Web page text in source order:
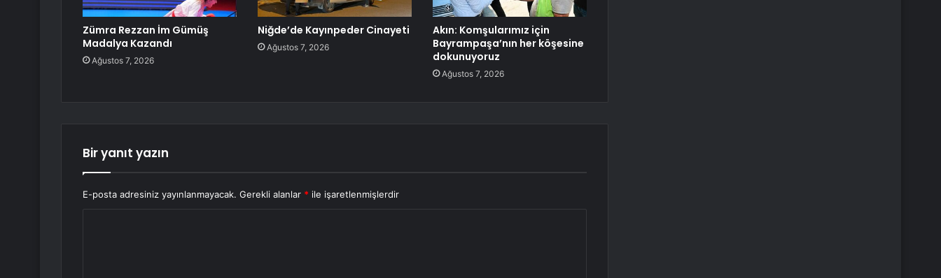
Zümra Rezzan İm Gümüş
Madalya Kazandı
Ağustos 7, 2026
Niğde’de Kayınpeder Cinayeti
Ağustos 7, 2026
Akın: Komşularımız için
Bayrampaşa’nın her köşesine
dokunuyoruz
Ağustos 7, 2026
Bir yanıt yazın
E-posta adresiniz yayınlanmayacak. Gerekli alanlar * ile işaretlenmişlerdir